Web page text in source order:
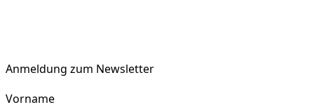
Anmeldung zum Newsletter
Vorname